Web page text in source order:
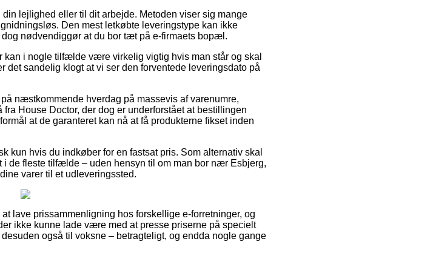
lejlighed eller til dit arbejde. Metoden viser sig mange
Den mest letkøbte leveringstype kan ikke
nødvendiggør at du bor tæt på e-firmaets bopæl.
i nogle tilfælde være virkelig vigtig hvis man står og skal
det sandelig klogt at vi ser den forventede leveringsdato på
næstkommende hverdag på massevis af varenumre,
House Doctor, der dog er underforstået at bestillingen
at de garanteret kan nå at få produkterne fikset inden
kun hvis du indkøber for en fastsat pris. Som alternativ skal
de fleste tilfælde – uden hensyn til om man bor nær Esbjerg,
varer til et udleveringssted.
lave prissammenligning hos forskellige e-forretninger, og
ikke kunne lade være med at presse priserne på specielt
også til voksne – betragteligt, og endda nogle gange